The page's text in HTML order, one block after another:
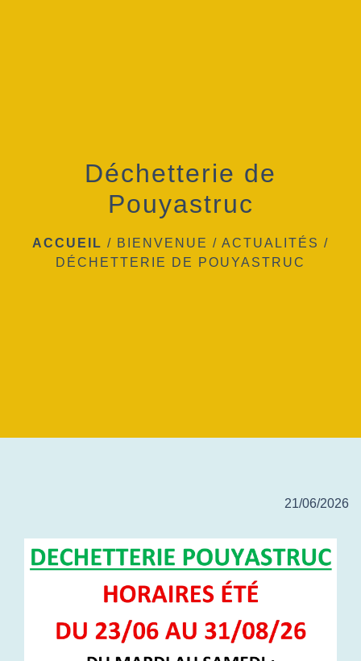
Déchetterie de
Pouyastruc
ACCUEIL / BIENVENUE / ACTUALITÉS /
DÉCHETTERIE DE POUYASTRUC
21/06/2026